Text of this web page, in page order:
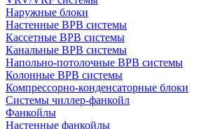
Наружные блоки
Настенные ВРВ системы
Кассетные ВРВ системы
Канальные ВРВ системы
Напольно-потолочные ВРВ системы
Колонные ВРВ системы
Компрессорно-конденсаторные блоки
Системы чиллер-фанкойл
Фанкойлы
Настенные фанкойлы